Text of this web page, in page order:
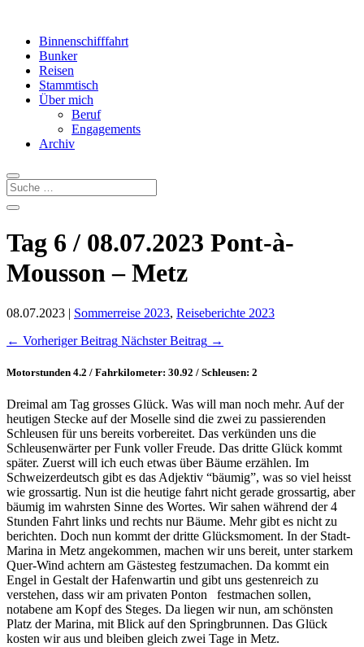
Binnenschifffahrt
Bunker
Reisen
Stammtisch
Über mich
Beruf
Engagements
Archiv
Tag 6 / 08.07.2023 Pont-à-
Mousson – Metz
08.07.2023 | Sommerreise 2023, Reiseberichte 2023
← Vorheriger Beitrag Nächster Beitrag →
Motorstunden 4.2 / Fahrkilometer: 30.92 / Schleusen: 2
Dreimal am Tag grosses Glück. Was will man noch mehr. Auf der
heutigen Stecke auf der Moselle sind die zwei zu passierenden
Schleusen für uns bereits vorbereitet. Das verkünden uns die
Schleusenwärter per Funk voller Freude. Das dritte Glück kommt
später. Zuerst will ich euch etwas über Bäume erzählen. Im
Schweizerdeutsch gibt es das Adjektiv “bäumig”, was so viel heisst
wie grossartig. Nun ist die heutige fahrt nicht gerade grossartig, aber
bäumig im wahrsten Sinne des Wortes. Wir sahen während der 4
Stunden Fahrt links und rechts nur Bäume. Mehr gibt es nicht zu
berichten. Doch nun kommt der dritte Glücksmoment. In der Stadt-
Marina in Metz angekommen, machen wir uns bereit, unter starkem
Quer-Wind achtern am Gästesteg festzumachen. Da kommt ein
Engel in Gestalt der Hafenwartin und gibt uns gestenreich zu
verstehen, dass wir am privaten Ponton festmachen sollen,
notabene am Kopf des Steges. Da liegen wir nun, am schönsten
Platz der Marina, mit Blick auf den Springbrunnen. Das Glück
kosten wir aus und bleiben gleich zwei Tage in Metz.